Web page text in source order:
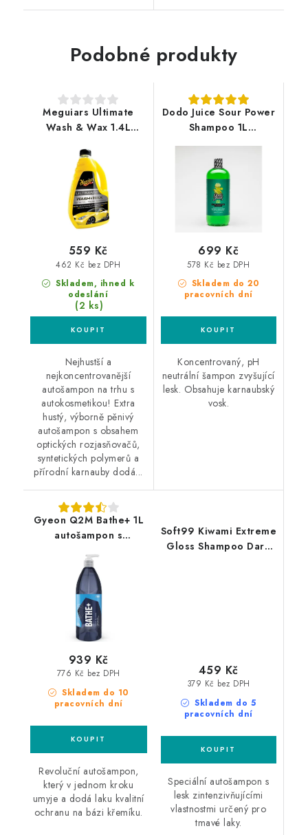
Podobné produkty
Meguiars Ultimate
Wash & Wax 1.4L
Skladem, ihned k
odeslání
(2 ks)
462 Kč bez DPH
559 Kč
Nejhustší a
nejkoncentrovanější
autošampon na trhu s
autokosmetikou! Extra
hustý, výborně pěnivý
autošampon s obsahem
optických rozjasňovačů,
syntetických polymerů a
přírodní karnauby dodá...
Dodo Juice Sour Power
Shampoo 1L
Skladem do 20
pracovních dní
578 Kč bez DPH
699 Kč
Koncentrovaný, pH
neutrální šampon zvyšující
lesk. Obsahuje karnaubský
vosk.
Gyeon Q2M Bathe+ 1L
autošampon s
Skladem do 10
pracovních dní
776 Kč bez DPH
939 Kč
Revoluční autošampon,
který v jednom kroku
umyje a dodá laku kvalitní
ochranu na bázi křemíku.
Soft99 Kiwami Extreme
Gloss Shampoo Dark
Skladem do 5
pracovních dní
379 Kč bez DPH
459 Kč
Speciální autošampon s
lesk zintenzivňujícími
vlastnostmi určený pro
tmavé laky.